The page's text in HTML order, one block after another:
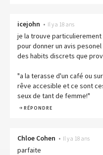
icejohn • Il y a 18 ans
je la trouve
pour donner un avis
des habits discrets que
"a la terasse d'un café ou
rêve accesible et ce sont
seux de tant de femme!"
RÉPONDRE
Chloe Cohen • Il y a 18 ans
parfaite